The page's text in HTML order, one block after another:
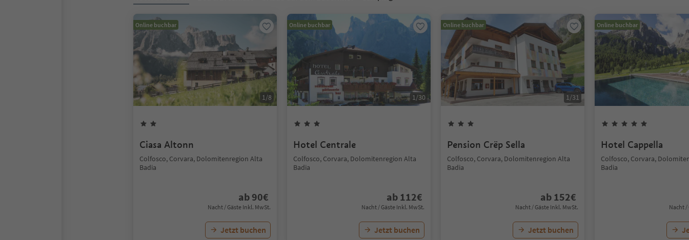
Online buchbar
1/8
Ciasa Altonn
Colfosco, Corvara, Dolomitenregion Alta
Badia
ab 90€
Nacht / Gäste Inkl. MwSt.
Jetzt buchen
Online buchbar
1/30
Hotel Centrale
Colfosco, Corvara, Dolomitenregion Alta
Badia
ab 112€
Nacht / Gäste Inkl. MwSt.
Jetzt buchen
Online buchbar
1/31
Pension Crëp Sella
Colfosco, Corvara, Dolomitenregion Alta
Badia
ab 152€
Nacht / Gäste Inkl. MwSt.
Jetzt buchen
Online buchbar
Hotel Cappella
Colfosco, Corvara,
Badia
Nacht /